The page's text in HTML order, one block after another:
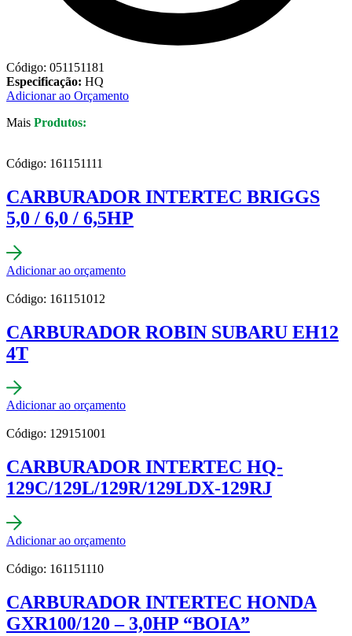
Código: 051151181
Especificação: HQ
Adicionar ao Orçamento
Mais Produtos:
Código: 161151111
CARBURADOR INTERTEC BRIGGS
5,0 / 6,0 / 6,5HP
Adicionar ao orçamento
Código: 161151012
CARBURADOR ROBIN SUBARU EH12
4T
Adicionar ao orçamento
Código: 129151001
CARBURADOR INTERTEC HQ-
129C/129L/129R/129LDX-129RJ
Adicionar ao orçamento
Código: 161151110
CARBURADOR INTERTEC HONDA
GXR100/120 – 3,0HP “BOIA”